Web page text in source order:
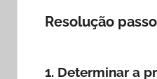
Resolução
1. Determinar a